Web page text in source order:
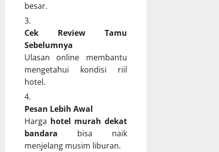
besar.
Cek Review Tamu
Sebelumnya
Ulasan online membantu
mengetahui kondisi riil
hotel.
Pesan Lebih Awal
Harga hotel murah dekat
bandara bisa naik
menjelang musim liburan.